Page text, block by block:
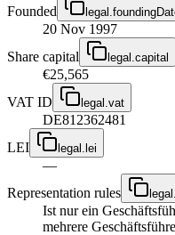
Founded
20 Nov 1997
Share capital
legal.capital
€25,565
VAT ID
legal.vat
DE812362481
LEI
legal.lei
—
Representation rules
Ist nur ein
mehrere